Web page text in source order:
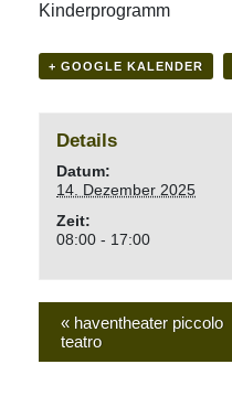
Kinderprogramm
+ GOOGLE KALENDER
Details
Datum:
14. Dezember 2025
Zeit:
08:00 - 17:00
« haventheater piccolo
teatro